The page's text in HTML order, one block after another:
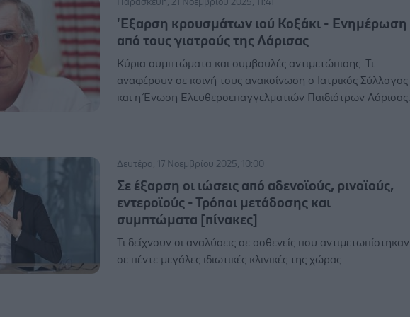
Παρασκευή, 21 Νοεμβρίου 2025, 11:41
'Εξαρση κρουσμάτων ιού Κοξάκι - Ενημέρωση
από τους γιατρούς της Λάρισας
Κύρια συμπτώματα και συμβουλές αντιμετώπισης. Τι
αναφέρουν σε κοινή τους ανακοίνωση ο Ιατρικός Σύλλογος
και η Ένωση Ελευθεροεπαγγελματιών Παιδιάτρων Λάρισας.
Δευτέρα, 17 Νοεμβρίου 2025, 10:00
Σε έξαρση οι ιώσεις από αδενοϊούς, ρινοϊούς,
εντεροϊούς - Τρόποι μετάδοσης και
συμπτώματα [πίνακες]
Τι δείχνουν οι αναλύσεις σε ασθενείς που αντιμετωπίστηκαν
σε πέντε μεγάλες ιδιωτικές κλινικές της χώρας.